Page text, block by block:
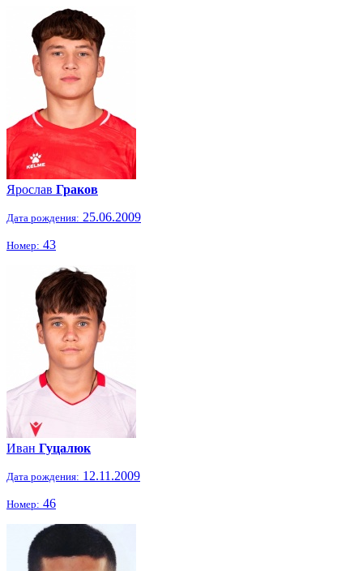
Ярослав Граков
Дата рождения: 25.06.2009
Номер: 43
Иван Гуцалюк
Дата рождения: 12.11.2009
Номер: 46